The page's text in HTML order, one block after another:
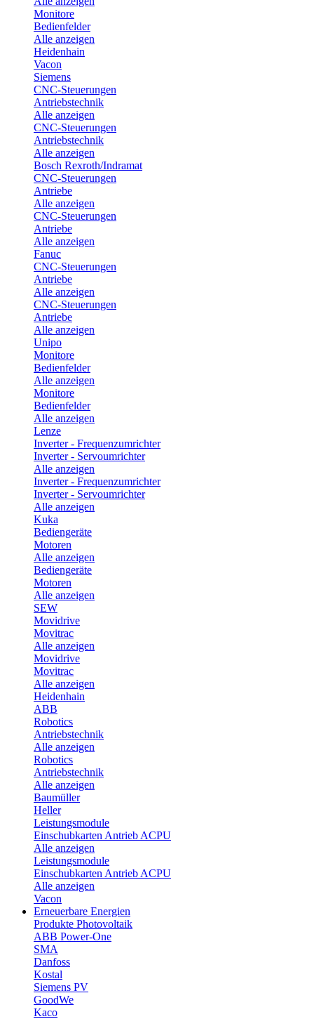
Monitore
Bedienfelder
Alle anzeigen
Heidenhain
Vacon
Siemens
CNC-Steuerungen
Antriebstechnik
Alle anzeigen
CNC-Steuerungen
Antriebstechnik
Alle anzeigen
Bosch Rexroth/Indramat
CNC-Steuerungen
Antriebe
Alle anzeigen
CNC-Steuerungen
Antriebe
Alle anzeigen
Fanuc
CNC-Steuerungen
Antriebe
Alle anzeigen
CNC-Steuerungen
Antriebe
Alle anzeigen
Unipo
Monitore
Bedienfelder
Alle anzeigen
Monitore
Bedienfelder
Alle anzeigen
Lenze
Inverter - Frequenzumrichter
Inverter - Servoumrichter
Alle anzeigen
Inverter - Frequenzumrichter
Inverter - Servoumrichter
Alle anzeigen
Kuka
Bediengeräte
Motoren
Alle anzeigen
Bediengeräte
Motoren
Alle anzeigen
SEW
Movidrive
Movitrac
Alle anzeigen
Movidrive
Movitrac
Alle anzeigen
Heidenhain
ABB
Robotics
Antriebstechnik
Alle anzeigen
Robotics
Antriebstechnik
Alle anzeigen
Baumüller
Heller
Leistungsmodule
Einschubkarten Antrieb ACPU
Alle anzeigen
Leistungsmodule
Einschubkarten Antrieb ACPU
Alle anzeigen
Vacon
Erneuerbare Energien
Produkte Photovoltaik
ABB Power-One
SMA
Danfoss
Kostal
Siemens PV
GoodWe
Kaco